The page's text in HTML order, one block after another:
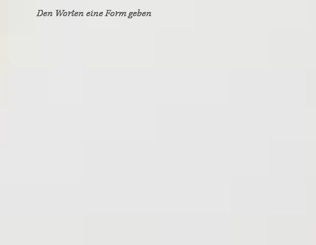
Den Worten eine Form geben